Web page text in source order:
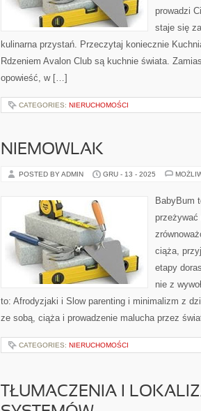
prowadzi
staje się
kulinarna przystań. Przeczytaj koniecznie
Rdzeniem Avalon Club są kuchnie świata.
opowieść, w […]
CATEGORIES: NIERUCHOMOŚCI
NIEMOWLAK
POSTED BY ADMIN GRU - 13 - 2025
BabyBum
przeżywać
ciąża,
etapy
nie z
to: Afrodyzjaki i Slow parenting i minimalizm z
ze sobą, ciąża i prowadzenie malucha przez
CATEGORIES: NIERUCHOMOŚCI
TŁUMACZENIA I